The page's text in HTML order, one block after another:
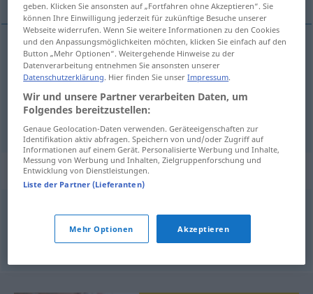
zuchwały(-le),śmiały(-ło) verwegenPlan,
zawadiacki
Synonyme für "verwegen"
,riskant,waghalsig ,vermessen,todesmutig
geben. Klicken Sie ansonsten auf „Fortfahren ohne Akzeptieren“. Sie
können Ihre Einwilligung jederzeit für zukünftige Besuche unserer
Webseite widerrufen. Wenn Sie weitere Informationen zu den Cookies
und den Anpassungsmöglichkeiten möchten, klicken Sie einfach auf den
Button „Mehr Optionen“. Weitergehende Hinweise zu der
Datenverarbeitung entnehmen Sie ansonsten unserer
Datenschutzerklärung. Hier finden Sie unserImpressum.
Wir und unsere Partner verarbeiten Daten, um
Folgendes bereitzustellen:
Genaue Geolocation-Daten verwenden. Geräteeigenschaften zur
Identifikation aktiv abfragen. Speichern von und/oder Zugriff auf
Informationen auf einem Gerät. Personalisierte Werbung und Inhalte,
Messung von Werbung und Inhalten, Zielgruppenforschung und
Entwicklung von Dienstleistungen.
Liste der Partner (Lieferanten)
Mehr Optionen Akzeptieren